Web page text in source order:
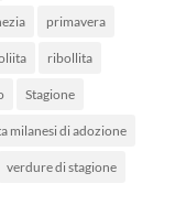
primavera
ribollita
Stagione
milanesi di adozione
verdure di stagione